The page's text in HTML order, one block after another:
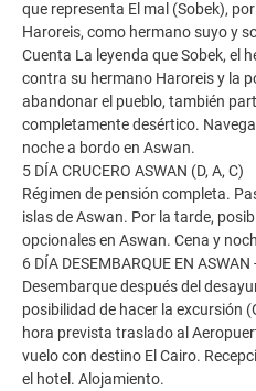
que representa El mal (Sobek),
Haroreis, como hermano suyo y
Cuenta La leyenda que Sobek, el
contra su hermano Haroreis y la
abandonar el pueblo, también
completamente desértico.
noche a bordo en Aswan.
5 DÍA CRUCERO ASWAN (D, A, C)
Régimen de pensión completa.
islas de Aswan. Por la tarde,
opcionales en Aswan. Cena y
6 DÍA DESEMBARQUE EN ASWAN
Desembarque después del
posibilidad de hacer la excursión
hora prevista traslado al
vuelo con destino El Cairo.
el hotel. Alojamiento.